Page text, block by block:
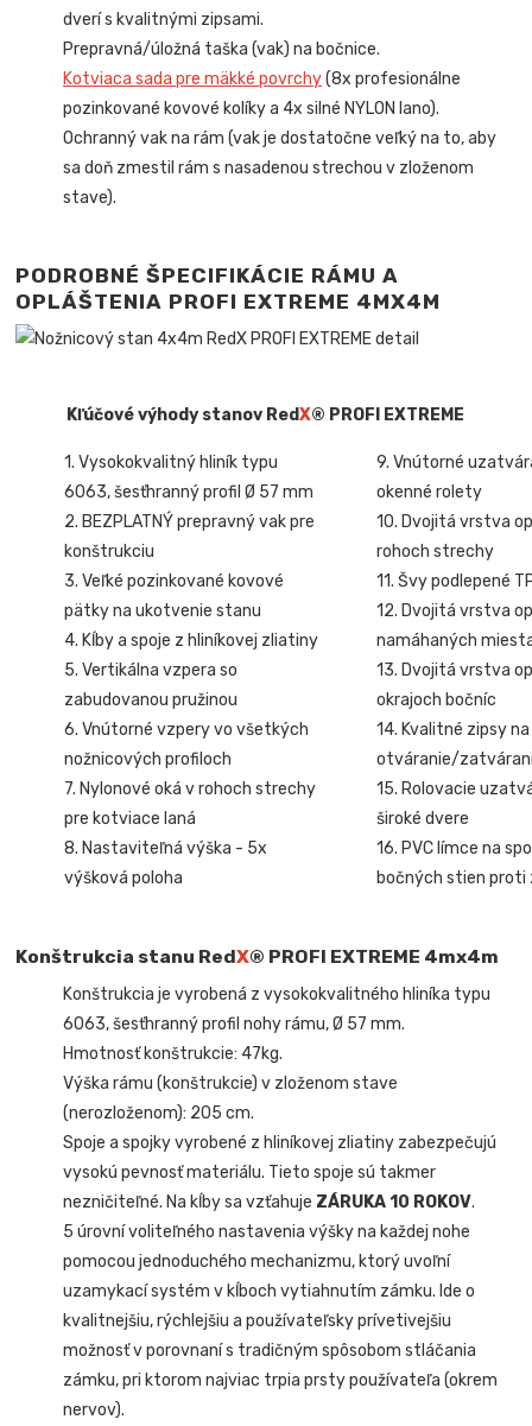
dverí s kvalitnými zipsami.
Prepravná/úložná taška (vak) na bočnice.
Kotviaca sada pre mäkké povrchy(8x profesionálne
pozinkované kovové kolíky a 4x silné NYLON lano).
Ochranný vak na rám (vak je dostatočne veľký na to, aby
sa doň zmestil rám s nasadenou strechou v zloženom
stave).
PODROBNÉ ŠPECIFIKÁCIE RÁMU A
OPLÁŠTENIA PROFI EXTREME 4MX4M
Kľúčové výhody stanov RedX® PROFI EXTREME
1. Vysokokvalitný hliník typu
6063, šesťhranný profil Ø 57 mm
2. BEZPLATNÝ prepravný vak pre
konštrukciu
3. Veľké pozinkované kovové
pätky na ukotvenie stanu
4. Kĺby a spoje z hliníkovej zliatiny
5. Vertikálna vzpera so
zabudovanou pružinou
6. Vnútorné vzpery vo všetkých
nožnicových profiloch
7. Nylonové oká v rohoch strechy
pre kotviace laná
8. Nastaviteľná výška - 5x
výšková poloha
9. Vnútorné
okenné rolety
10. Dvojitá vrstva
rohoch strechy
11. Švy podlepené
12. Dvojitá vrstva
namáhaných
13. Dvojitá vrstva
okrajoch bočníc
14. Kvalitné zipsy na
otváranie/
15. Rolovacie
široké dvere
16. PVC límce na
bočných stien proti
Konštrukcia stanu RedX® PROFI EXTREME 4mx4m
Konštrukcia je vyrobená z vysokokvalitného hliníka typu
6063, šesťhranný profil nohy rámu, Ø 57 mm.
Hmotnosť konštrukcie: 47kg.
Výška rámu (konštrukcie) v zloženom stave
(nerozloženom): 205 cm.
Spoje a spojky vyrobené z hliníkovej zliatiny zabezpečujú
vysokú pevnosť materiálu. Tieto spoje sú takmer
nezničiteľné. Na kĺby sa vzťahuje ZÁRUKA 10 ROKOV.
5 úrovní voliteľného nastavenia výšky na každej nohe
pomocou jednoduchého mechanizmu, ktorý uvoľní
uzamykací systém v kĺboch vytiahnutím zámku. Ide o
kvalitnejšiu, rýchlejšiu a používateľsky prívetivejšiu
možnosť v porovnaní s tradičným spôsobom stláčania
zámku, pri ktorom najviac trpia prsty používateľa (okrem
nervov).